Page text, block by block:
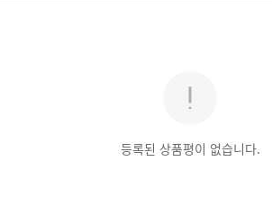
등록된 상품평이 없습니다.